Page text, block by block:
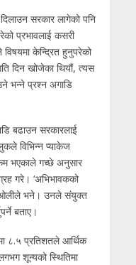
सरकार लागेको पनि
प्रभावलाई कसरी
केन्द्रित हुनुपरेको
दिन खोजेका थियौं, त्यस
भन्ने प्रश्न अगाडि
बढाउन सरकारलाई
विभिन्न प्याकेज
भएकाले गच्छे अनुसार
गरे। ‘अभिभावकको
ओलीले भने। उनले संयुक्त
बताए।
८.५ प्रतिशतले आर्थिक
शून्यको स्थितिमा